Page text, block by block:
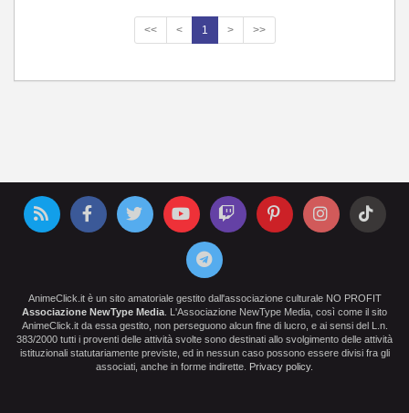
<< < 1 > >>
AnimeClick.it è un sito amatoriale gestito dall'associazione culturale NO PROFIT
Associazione NewType Media . L'Associazione NewType Media, così come il sito
AnimeClick.it da essa gestito, non perseguono alcun fine di lucro, e ai sensi del L.n.
383/2000 tutti i proventi delle attività svolte sono destinati allo svolgimento delle attività
istituzionali statutariamente previste, ed in nessun caso possono essere divisi fra gli
associati, anche in forme indirette. Privacy policy.